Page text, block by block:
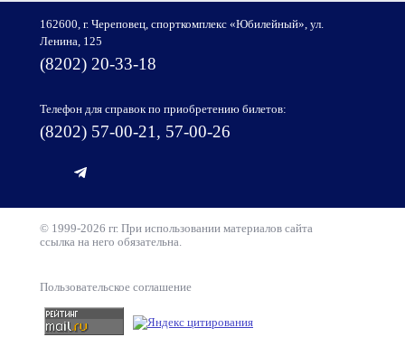
162600, г. Череповец, спорткомплекс «Юбилейный», ул.
Ленина, 125
(8202) 20-33-18
Телефон для справок по приобретению билетов:
(8202) 57-00-21, 57-00-26
© 1999-2026 гг. При использовании материалов сайта
ссылка на него обязательна.
Пользовательское соглашение